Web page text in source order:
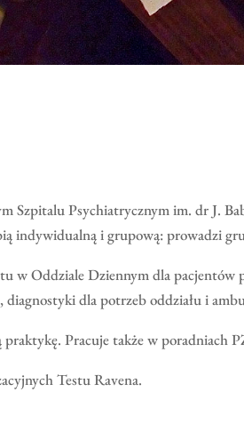
Szpitalu Psychiatrycznym im. dr J.
indywidualną i grupową: prowadzi
w Oddziale Dziennym dla
dla potrzeb oddziału i
Pracuje także w poradniach
Testu Ravena.